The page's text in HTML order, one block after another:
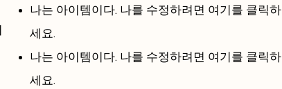
나는 아이템이다.​ 나를 수정하려면 여기를 클릭하
세요.
나는 아이템이다.​ 나를 수정하려면 여기를 클릭하
세요.